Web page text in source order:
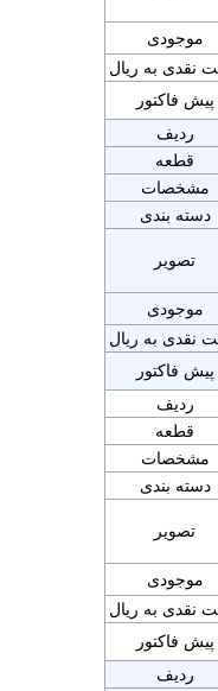
موجودی
نقدی به ریال
پیش فاکتور
ردیف
قطعه
مشخصات
دسته بندی
تصویر
موجودی
نقدی به ریال
پیش فاکتور
ردیف
قطعه
مشخصات
دسته بندی
تصویر
موجودی
نقدی به ریال
پیش فاکتور
ردیف